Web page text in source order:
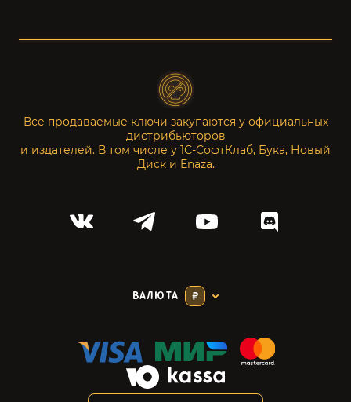
Все продаваемые ключи закупаются у официальных
дистрибьюторов
и издателей. В том числе у 1С-СофтКлаб, Бука, Новый
Диск и Enaza.
ВАЛЮТА ₽